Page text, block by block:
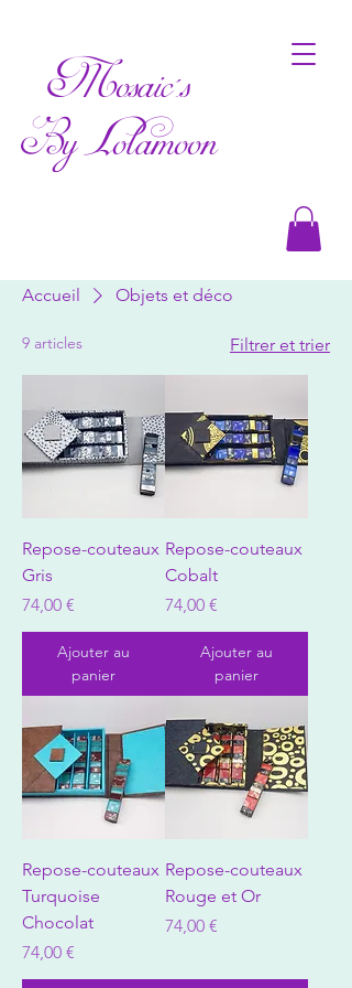
Mosaic's
By Lolamoon
Accueil Objets et déco
9 articles Filtrer et trier
Repose-couteaux
Gris
Prix
74,00 €
Ajouter au
panier
Repose-couteaux
Cobalt
Prix
74,00 €
Ajouter au
panier
Repose-couteaux
Turquoise
Chocolat
Prix
74,00 €
Repose-couteaux
Rouge et Or
Prix
74,00 €